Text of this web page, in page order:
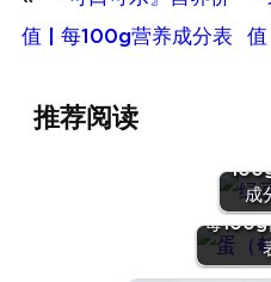
值 | 每100g营养成分表
推荐阅读
成
『蛋
蛋）』
每100g